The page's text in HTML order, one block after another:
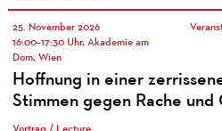
25. November 2026
16:00–17:30 Uhr, Akademie am
Dom, Wien
Hoffnung in einer
Stimmen gegen Rache und